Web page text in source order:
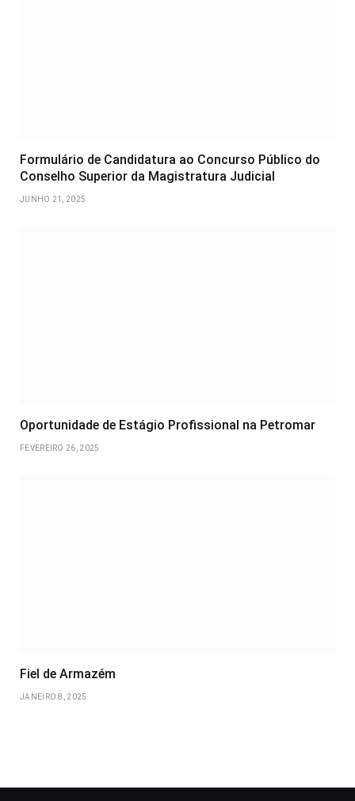
Formulário de Candidatura ao Concurso Público do
Conselho Superior da Magistratura Judicial
JUNHO 21, 2025
Oportunidade de Estágio Profissional na Petromar
FEVEREIRO 26, 2025
Fiel de Armazém
JANEIRO 8, 2025